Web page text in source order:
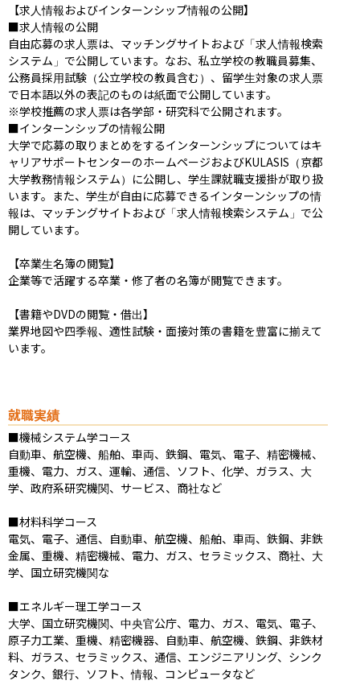
【求人情報およびインターンシップ情報の公開】
■求人情報の公開
自由応募の求人票は、マッチングサイトおよび「求人情報検索
システム」で公開しています。なお、私立学校の教職員募集、
公務員採用試験（公立学校の教員含む）、留学生対象の求人票
で日本語以外の表記のものは紙面で公開しています。
※学校推薦の求人票は各学部・研究科で公開されます。
■インターンシップの情報公開
大学で応募の取りまとめをするインターンシップについてはキ
ャリアサポートセンターのホームページおよびKULASIS（京都
大学教務情報システム）に公開し、学生課就職支援掛が取り扱
います。また、学生が自由に応募できるインターンシップの情
報は、マッチングサイトおよび「求人情報検索システム」で公
開しています。
【卒業生名簿の閲覧】
企業等で活躍する卒業・修了者の名簿が閲覧できます。
【書籍やDVDの閲覧・借出】
業界地図や四季報、適性試験・面接対策の書籍を豊富に揃えて
います。
就職実績
■機械システム学コース
自動車、航空機、船舶、車両、鉄鋼、電気、電子、精密機械、
重機、電力、ガス、運輸、通信、ソフト、化学、ガラス、大
学、政府系研究機関、サービス、商社など
■材料科学コース
電気、電子、通信、自動車、航空機、船舶、車両、鉄鋼、非鉄
金属、重機、精密機械、電力、ガス、セラミックス、商社、大
学、国立研究機関な
■エネルギー理工学コース
大学、国立研究機関、中央官公庁、電力、ガス、電気、電子、
原子力工業、重機、精密機器、自動車、航空機、鉄鋼、非鉄材
料、ガラス、セラミックス、通信、エンジニアリング、シンク
タンク、銀行、ソフト、情報、コンピュータなど